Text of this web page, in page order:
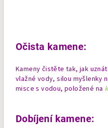
Očista kamene:
Kameny čistěte tak, jak
vlažné vody, silou myšlenky
misce s vodou, položené na
Dobíjení kamene: